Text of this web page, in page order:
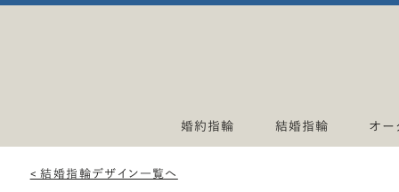
婚約指輪 結婚指輪 オー
< 結婚指輪デザイン一覧へ